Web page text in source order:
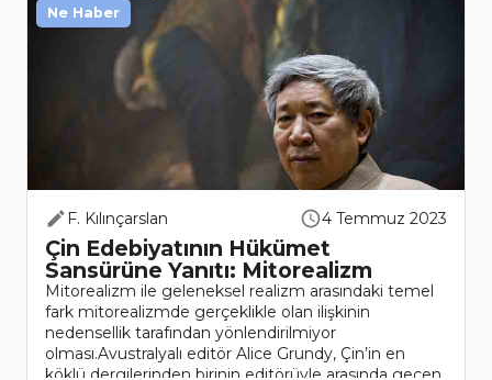
F. Kılınçarslan 4 Temmuz 2023
Çin Edebiyatının Hükümet
Sansürüne Yanıtı: Mitorealizm
Mitorealizm ile geleneksel realizm arasındaki temel
fark mitorealizmde gerçeklikle olan ilişkinin
nedensellik tarafından yönlendirilmiyor
olması.Avustralyalı editör Alice Grundy, Çin’in en
köklü dergilerinden birinin editörüyle arasında geçen
Ne Haber